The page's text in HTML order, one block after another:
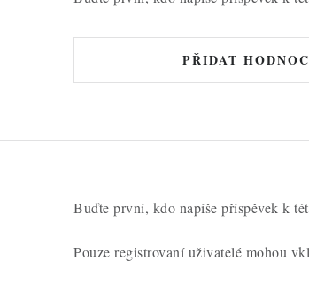
PŘIDAT
Buďte první, kdo napíše příspěvek k
Pouze registrovaní uživatelé mohou